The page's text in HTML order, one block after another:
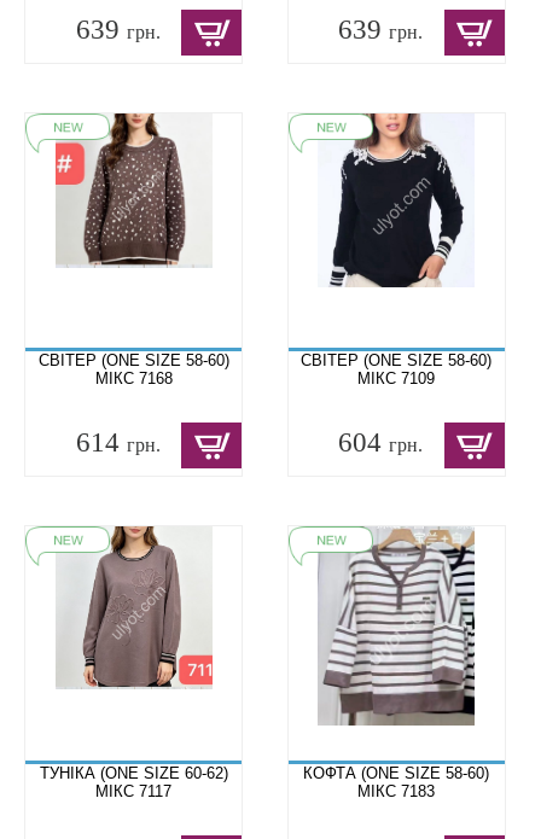
639 грн. 639грн.
СВІТЕР (ONE SIZE 58-60)
МІКС 7168
614 грн.
СВІТЕР (ONE SIZE 58-60)
МІКС 7109
604грн.
ТУНІКА (ONE SIZE 60-62)
МІКС 7117
КОФТА (ONE SIZE 58-60)
МІКС 7183